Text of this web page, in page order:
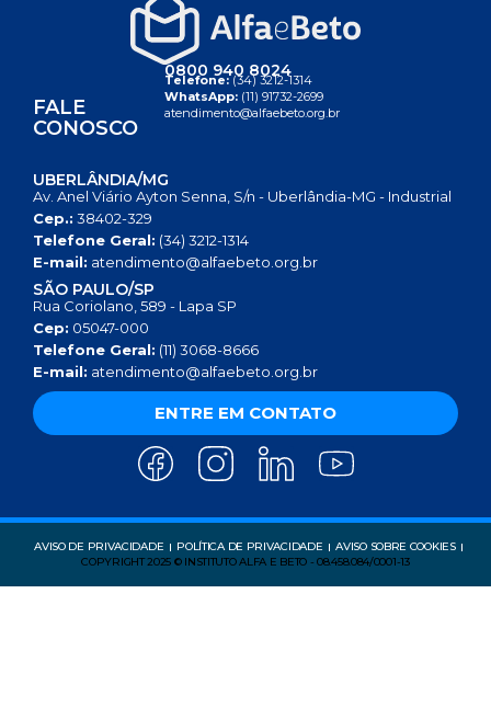
FALE
CONOSCO
0800 940 8024
Telefone:(34) 3212-1314
WhatsApp: (11) 91732-2699
atendimento@alfaebeto.org.br
UBERLÂNDIA/MG
Av. Anel Viário Ayton Senna, S/n - Uberlândia-MG - Industrial
Cep.: 38402-329
Telefone Geral: (34) 3212-1314
E-mail: atendimento@alfaebeto.org.br
SÃO PAULO/SP
Rua Coriolano, 589 - Lapa SP
Cep: 05047-000
Telefone Geral: (11) 3068-8666
E-mail: atendimento@alfaebeto.org.br
ENTRE EM CONTATO
AVISO DE PRIVACIDADE POLÍTICA DE PRIVACIDADE
AVISO SOBRE COOKIES
COPYRIGHT 2025 © INSTITUTO ALFA E BETO - 08.458.084/0001-13